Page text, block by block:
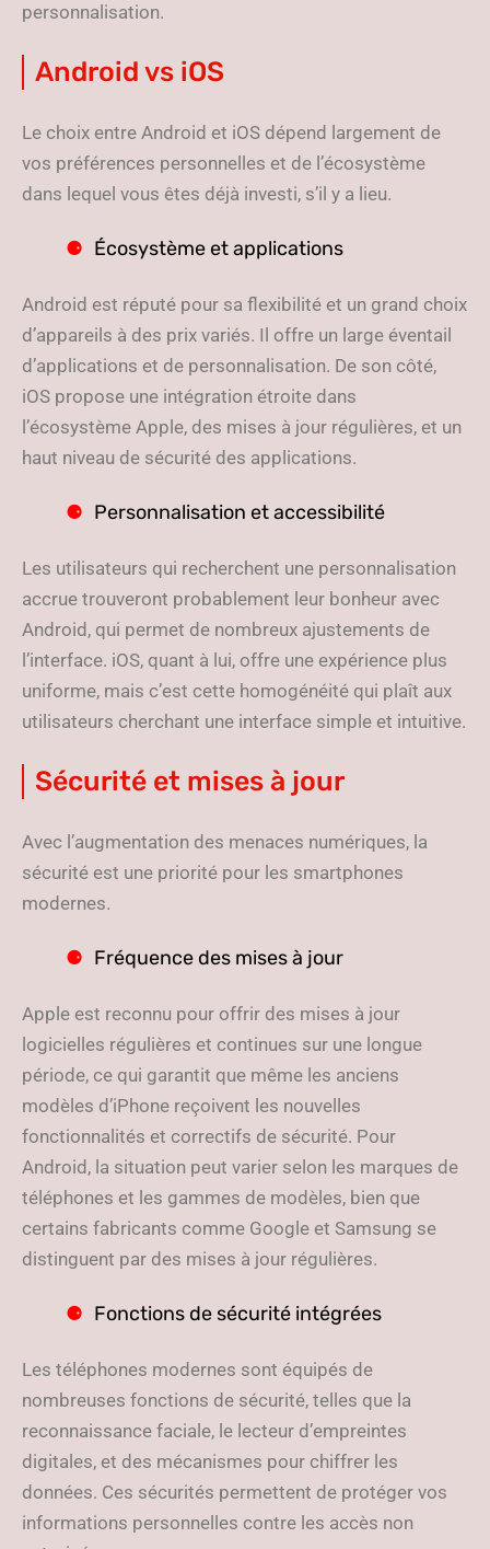
personnalisation.
Android vs iOS
Le choix entre Android et iOS dépend largement de
vos préférences personnelles et de l’écosystème
dans lequel vous êtes déjà investi, s’il y a lieu.
Écosystème et applications
Android est réputé pour sa flexibilité et un grand choix
d’appareils à des prix variés. Il offre un large éventail
d’applications et de personnalisation. De son côté,
iOS propose une intégration étroite dans
l’écosystème Apple, des mises à jour régulières, et un
haut niveau de sécurité des applications.
Personnalisation et accessibilité
Les utilisateurs qui recherchent une personnalisation
accrue trouveront probablement leur bonheur avec
Android, qui permet de nombreux ajustements de
l’interface. iOS, quant à lui, offre une expérience plus
uniforme, mais c’est cette homogénéité qui plaît aux
utilisateurs cherchant une interface simple et intuitive.
Sécurité et mises à jour
Avec l’augmentation des menaces numériques, la
sécurité est une priorité pour les smartphones
modernes.
Fréquence des mises à jour
Apple est reconnu pour offrir des mises à jour
logicielles régulières et continues sur une longue
période, ce qui garantit que même les anciens
modèles d’iPhone reçoivent les nouvelles
fonctionnalités et correctifs de sécurité. Pour
Android, la situation peut varier selon les marques de
téléphones et les gammes de modèles, bien que
certains fabricants comme Google et Samsung se
distinguent par des mises à jour régulières.
Fonctions de sécurité intégrées
Les téléphones modernes sont équipés de
nombreuses fonctions de sécurité, telles que la
reconnaissance faciale, le lecteur d’empreintes
digitales, et des mécanismes pour chiffrer les
données. Ces sécurités permettent de protéger vos
informations personnelles contre les accès non